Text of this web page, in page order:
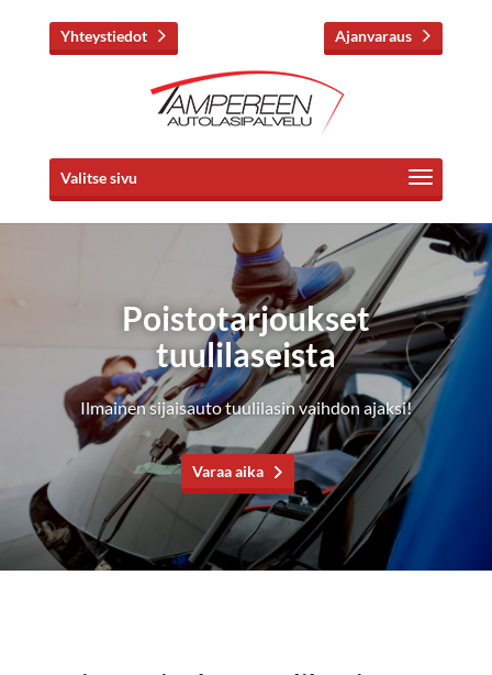
Yhteystiedot Ajanvaraus
Valitse sivu
Poistotarjoukset
tuulilaseista
Ilmainen sijaisauto tuulilasin vaihdon ajaksi!
Varaa aika